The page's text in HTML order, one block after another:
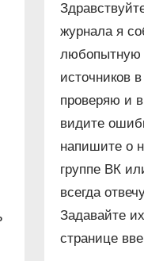
журнала я
любопытную
источников
проверяю и
видите
напишите о
группе ВК
всегда
Задавайте
странице